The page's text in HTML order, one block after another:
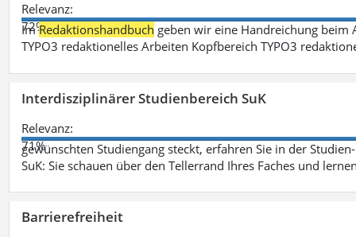
Relevanz:
72%
ImRedaktionshandbuch geben wir eine Handreichung beim
TYPO3 redaktionelles Arbeiten Kopfbereich TYPO3
Interdisziplinärer Studienbereich SuK
Relevanz:
71%
gewünschten Studiengang steckt, erfahren Sie in der
SuK: Sie schauen über den Tellerrand Ihres Faches und
Barrierefreiheit